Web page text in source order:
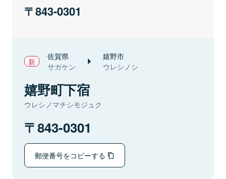
843-0301
佐賀県
サガケン
嬉野市
ウレシノシ
嬉野町下宿
ウレシノマチシモジュク
843-0301
郵便番号をコピーする